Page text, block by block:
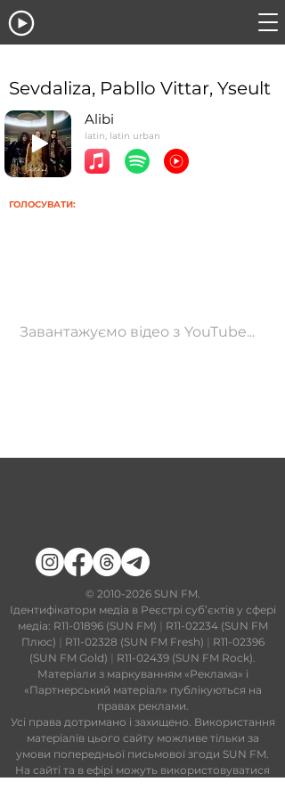
Sevdaliza, Pabllo Vittar, Yseult
Alibi
latin, latin urban
ГОЛОСУВАТИ:
Завантажуємо відео з YouTube...
​© 2010-2026SUN FM.
Ідентифікатори медіа в Реєстрі суб’єктів у сфері
медіа: R11-01896 (SUN FM) | R11-02234 (SUN FM
Плюс) | R11-02328 (SUN FM Fresh) | R11-02396
(SUN FM Gold) | R11-02439 (SUN FM Rock).
Матеріали з маркуванням «Реклама» і
«Партнерський матеріал» публікуються на
правах реклами.
Усі права дотримано і захищено. Використання
матеріалів цього сайту можливе тільки за
умови попередньої письмової згоди SUN FM.
На сайті та в ефірі можуть використовуватися